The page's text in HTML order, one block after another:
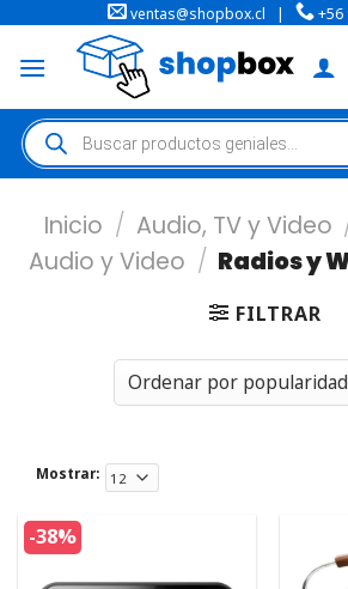
ventas@shopbox.cl | +56
Inicio / Audio, TV y Video
Audio y Video / Radios y
FILTRAR
Mostrar:
-38%